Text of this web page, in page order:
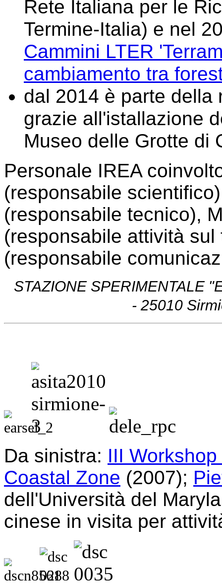
Rete Italiana per le
Termine-Italia) e nel
Cammini LTER
cambiamento tra
dal 2014 è parte
grazie all'istallazione
Museo delle Grotte di
Personale IREA
(responsabile
(responsabile tecnico),
(responsabile attività
(responsabile
STAZIONE SPERIMENTALE
- 25010
Da sinistra: III
Coastal Zone (2007);
dell'Università del
cinese in visita per